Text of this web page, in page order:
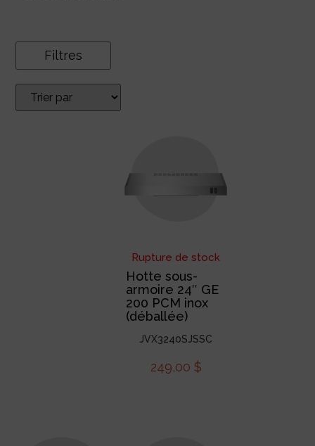
Filtres
Rupture de stock
Hotte sous-
armoire 24″ GE
200 PCM inox
(déballée)
JVX3240SJSSC
249,00 $